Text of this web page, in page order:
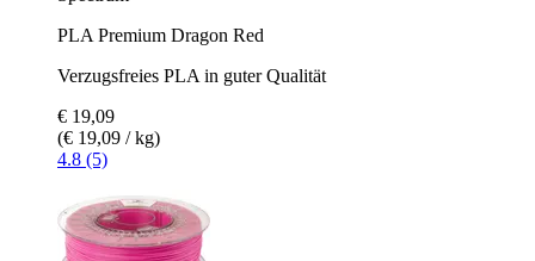
PLA Premium Dragon Red
Verzugsfreies PLA in guter Qualität
€ 19,09
(€ 19,09 / kg)
4.8 (5)